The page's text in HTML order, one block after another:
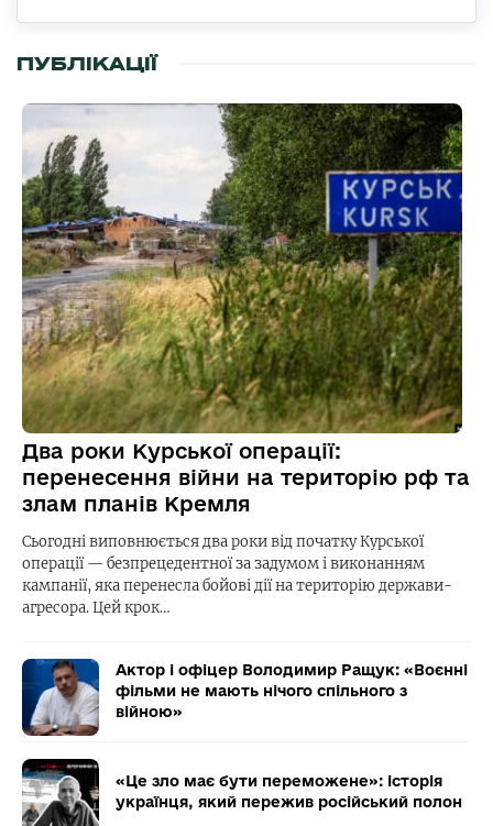
ПУБЛІКАЦІЇ
Два роки Курської операції:
перенесення війни на територію рф та
злам планів Кремля
Сьогодні виповнюється два роки від початку Курської
операції — безпрецедентної за задумом і виконанням
кампанії, яка перенесла бойові дії на територію держави-
агресора. Цей крок…
Актор і офіцер Володимир Ращук: «Воєнні
фільми не мають нічого спільного з
війною»
«Це зло має бути переможене»: історія
українця, який пережив російський полон